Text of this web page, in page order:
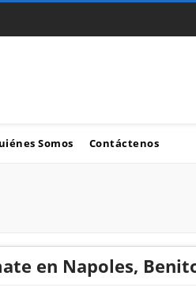
Somos Contáctenos
en Napoles,